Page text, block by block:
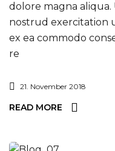
dolore magna aliqua.
nostrud exercitation
ex ea commodo
re
21. November 2018
READ MORE